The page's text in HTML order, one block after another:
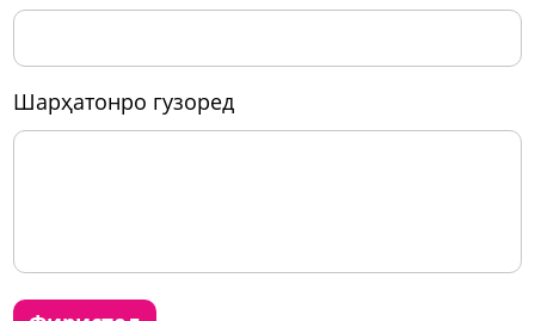
шарҳатонро гузоред